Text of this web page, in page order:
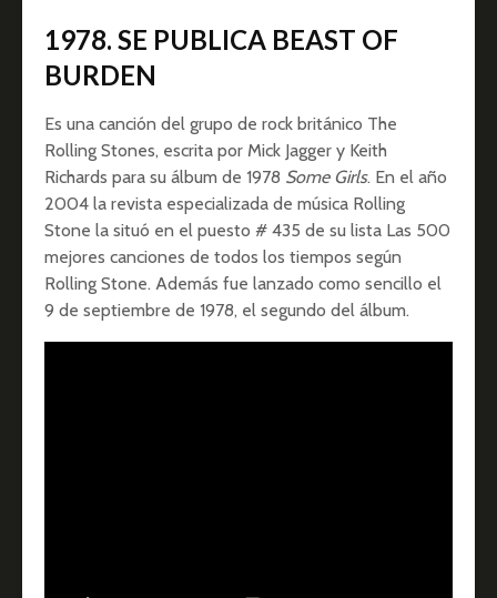
1978. SE PUBLICA BEAST OF
BURDEN
Es una canción del grupo de rock británico The
Rolling Stones, escrita por Mick Jagger y Keith
Richards para su álbum de 1978 Some Girls. En el año
2004 la revista especializada de música Rolling
Stone la situó en el puesto # 435 de su lista Las 500
mejores canciones de todos los tiempos según
Rolling Stone.​ Además fue lanzado como sencillo el
9 de septiembre de 1978, el segundo del álbum.